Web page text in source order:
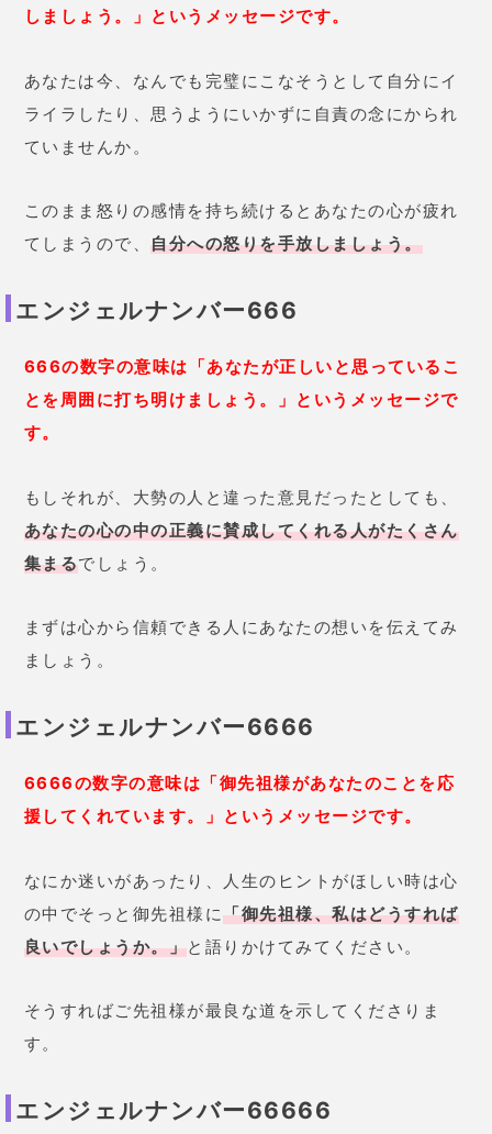
しましょう。」というメッセージです。
あなたは今、なんでも完璧にこなそうとして自分にイ
ライラしたり、思うようにいかずに自責の念にかられ
ていませんか。
このまま怒りの感情を持ち続けるとあなたの心が疲れ
てしまうので、 自分への怒りを手放しましょう。
エンジェルナンバー666
666の数字の意味は「あなたが正しいと思っているこ
とを周囲に打ち明けましょう。」というメッセージで
す。
もしそれが、大勢の人と違った意見だったとしても、
あなたの心の中の正義に賛成してくれる人がたくさん
集まるでしょう。
まずは心から信頼できる人にあなたの想いを伝えてみ
ましょう。
エンジェルナンバー6666
6666の数字の意味は「御先祖様があなたのことを応
援してくれています。」というメッセージです。
なにか迷いがあったり、人生のヒントがほしい時は心
の中でそっと御先祖様に「御先祖様、私はどうすれば
良いでしょうか。」と語りかけてみてください。
そうすればご先祖様が最良な道を示してくださりま
す。
エンジェルナンバー66666